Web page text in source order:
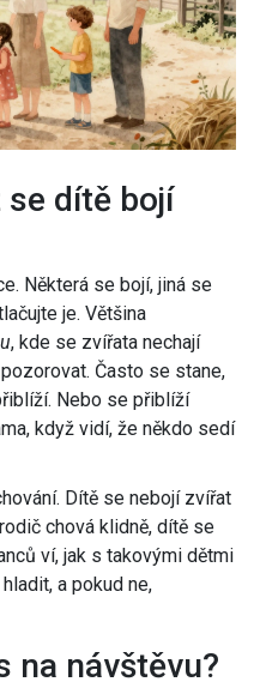
se dítě bojí
Některá se bojí, jiná se
je. Většina
, kde se zvířata nechají
Často se stane,
Nebo se přiblíží
když vidí, že někdo sedí
Dítě se nebojí zvířat
chová klidně, dítě se
ví, jak s takovými dětmi
a pokud ne,
na návštěvu?